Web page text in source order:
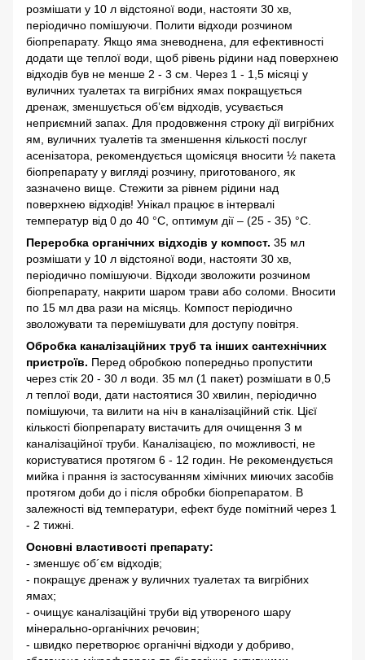
розмішати у 10 л відстояної води, настояти 30 хв,
періодично помішуючи. Полити відходи розчином
біопрепарату. Якщо яма зневоднена, для ефективності
додати ще теплої води, щоб рівень рідини над поверхнею
відходів був не менше 2 - 3 см. Через 1 - 1,5 місяці у
вуличних туалетах та вигрібних ямах покращується
дренаж, зменшується об’єм відходів, усувається
неприємний запах. Для продовження строку дії вигрібних
ям, вуличних туалетів та зменшення кількості послуг
асенізатора, рекомендується щомісяця вносити ½ пакета
біопрепарату у вигляді розчину, приготованого, як
зазначено вище. Стежити за рівнем рідини над
поверхнею відходів! Унікал працює в інтервалі
температур від 0 до 40 °C, оптимум дії – (25 - 35) °C.
Переробка органічних відходів у компост. 35 мл
розмішати у 10 л відстояної води, настояти 30 хв,
періодично помішуючи. Відходи зволожити розчином
біопрепарату, накрити шаром трави або соломи. Вносити
по 15 мл два рази на місяць. Компост періодично
зволожувати та перемішувати для доступу повітря.
Обробка каналізаційних труб та інших сантехнічних
пристроїв. Перед обробкою попередньо пропустити
через стік 20 - 30 л води. 35 мл (1 пакет) розмішати в 0,5
л теплої води, дати настоятися 30 хвилин, періодично
помішуючи, та вилити на ніч в каналізаційний стік. Цієї
кількості біопрепарату вистачить для очищення 3 м
каналізаційної труби. Каналізацією, по можливості, не
користуватися протягом 6 - 12 годин. Не рекомендується
мийка і прання із застосуванням хімічних миючих засобів
протягом доби до і після обробки біопрепаратом. В
залежності від температури, ефект буде помітний через 1
- 2 тижні.
Основні властивості препарату:
- зменшує об´єм відходів;
- покращує дренаж у вуличних туалетах та вигрібних
ямах;
- очищує каналізаційні труби від утвореного шару
мінерально-органічних речовин;
- швидко перетворює органічні відходи у добриво,